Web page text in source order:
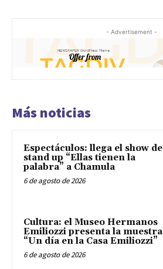
- Advertisement -
Más noticias
Espectáculos: llega el show de
stand up “Ellas tienen la
palabra” a Chamula
6 de agosto de 2026
Cultura: el Museo Hermanos
Emiliozzi presenta la muestra
“Un día en la Casa Emiliozzi”
6 de agosto de 2026